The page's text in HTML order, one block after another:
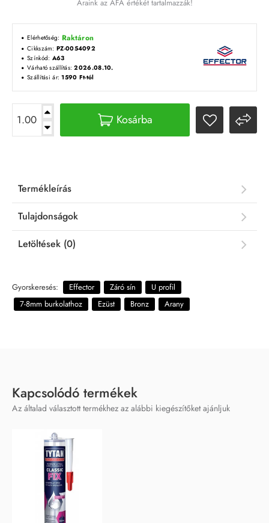
Áraink az ÁFA értékét tartalmazzák!
Elérhetőség: Raktáron
Cikkszám: PZ-0054092
Színkód: A63
Várható szállítás: 2026.08.10.
Szállítási ár: 1590 Ft-tól
Kosárba
Termékleírás
Tulajdonságok
Letöltések (0)
Gyorskeresés: Effector Záró sín
U profil
7-8mm burkolathoz
Ezüst Bronz Arany
Kapcsolódó termékek
Az általad választott termékhez az alábbi kiegészítőket ajánljuk